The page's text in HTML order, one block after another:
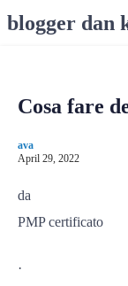
blogger dan
Cosa fare
ava
April 29, 2022
da
PMP certificato
·